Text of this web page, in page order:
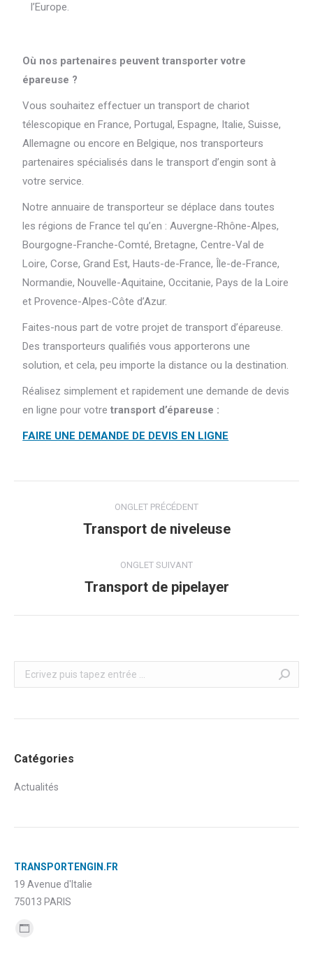
l’Europe.
Où nos partenaires peuvent transporter votre
épareuse ?
Vous souhaitez effectuer un transport de chariot
télescopique en France, Portugal, Espagne, Italie, Suisse,
Allemagne ou encore en Belgique, nos transporteurs
partenaires spécialisés dans le transport d’engin sont à
votre service.
Notre annuaire de transporteur se déplace dans toutes
les régions de France tel qu’en : Auvergne-Rhône-Alpes,
Bourgogne-Franche-Comté, Bretagne, Centre-Val de
Loire, Corse, Grand Est, Hauts-de-France, Île-de-France,
Normandie, Nouvelle-Aquitaine, Occitanie, Pays de la Loire
et Provence-Alpes-Côte d’Azur.
Faites-nous part de votre projet de transport d’épareuse.
Des transporteurs qualifiés vous apporterons une
solution, et cela, peu importe la distance ou la destination.
Réalisez simplement et rapidement une demande de devis
en ligne pour votretransport d’épareuse :
FAIRE UNE DEMANDE DE DEVIS EN LIGNE
commentaire
ONGLET PRÉCÉDENT
Onglet
Transport de niveleuse
ONGLET SUIVANT
Onglet
Transport de pipelayer
Recherche
Catégories
Actualités
TRANSPORTENGIN.FR
19 Avenue d'Italie
75013 PARIS
Trouvez nous sur :
Site